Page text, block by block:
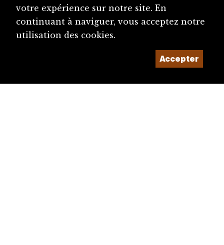
votre expérience sur notre site. En
continuant à naviguer, vous acceptez notre
utilisation des cookies.
Accepter